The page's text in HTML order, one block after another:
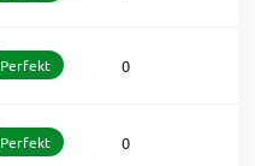
Perfekt 0
Perfekt 0